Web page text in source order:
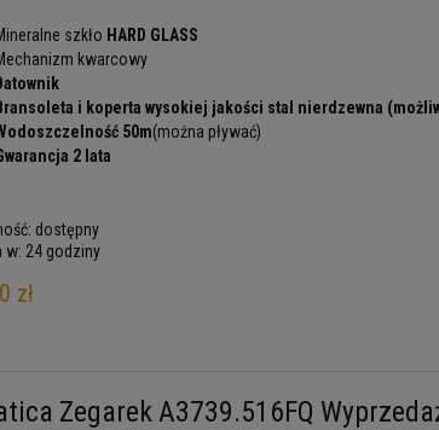
szkło HARD GLASS
kwarcowy
i koperta wysokiej jakości stal nierdzewna
50m(można pływać)
2 lata
dostępny
w: 24 godziny
zł
Zegarek A3739.516FQ